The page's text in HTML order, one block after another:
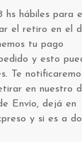
hs hábiles para
el retiro en el
tu pago
y esto
Te
en nuestro
Envío, dejá en
y si es a